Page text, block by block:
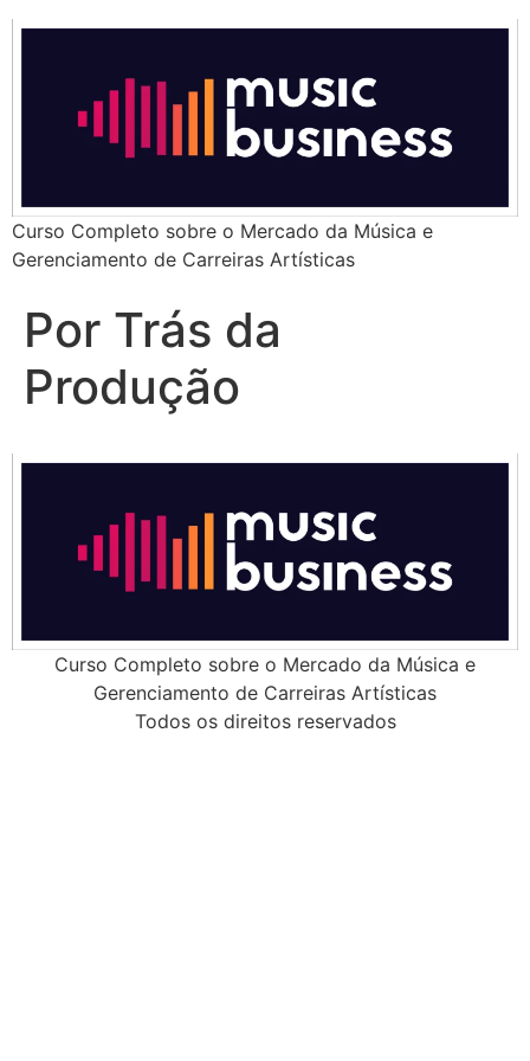
Curso Completo sobre o Mercado da Música e
Gerenciamento de Carreiras Artísticas
Por Trás da
Produção
Curso Completo sobre o Mercado da Música e
Gerenciamento de Carreiras Artísticas
Todos os direitos reservados